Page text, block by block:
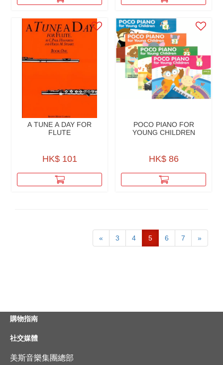
A TUNE A DAY FOR
FLUTE
HK$ 101
POCO PIANO FOR
YOUNG CHILDREN
HK$ 86
« 3 4 5 6 7 »
購物指南
社交媒體
美斯音樂集團總部